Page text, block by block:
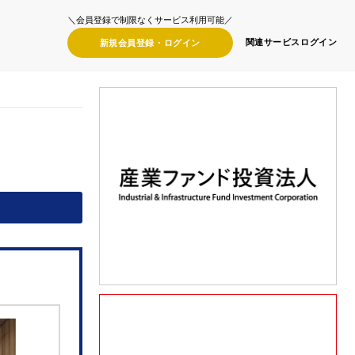
＼会員登録で制限なくサービス利用可能／
新規会員登録・ ログイン 関連サービス ログイン